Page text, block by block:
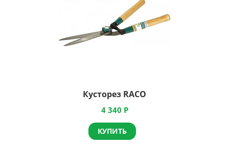
Кусторез RACO
4 340 Р
КУПИТЬ